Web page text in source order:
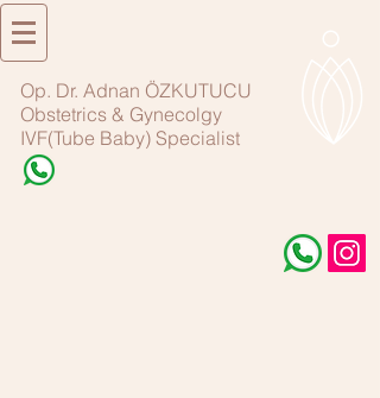
Op. Dr. Adnan ÖZKUTUCU
Obstetrics & Gynecolgy
IVF(Tube Baby) Specialist